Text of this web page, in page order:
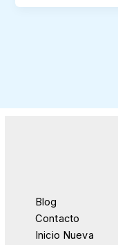
Blog
Contacto
Inicio Nueva